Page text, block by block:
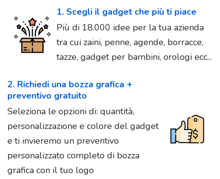
1. Scegli il gadget che più ti piace
Più di 18.000 idee per la tua azienda
tra cui zaini, penne, agende, borracce,
tazze, gadget per bambini, orologi ecc...
2. Richiedi una bozza grafica +
preventivo gratuito
Seleziona le opzioni di: quantità,
personalizzazione e colore del gadget
e ti invieremo un preventivo
personalizzato completo di bozza
grafica con il tuo logo